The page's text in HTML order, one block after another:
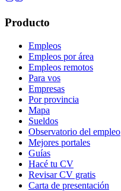
Producto
Empleos
Empleos por área
Empleos remotos
Para vos
Empresas
Por provincia
Mapa
Sueldos
Observatorio del empleo
Mejores portales
Guías
Hacé tu CV
Revisar CV gratis
Carta de presentación